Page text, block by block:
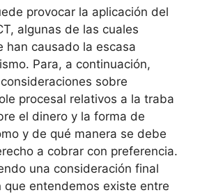
provocar la aplicación del
algunas de las cuales
han causado la escasa
Para, a continuación,
sobre
procesal relativos a la traba
el dinero y la forma de
y de qué manera se debe
a cobrar con preferencia.
una consideración final
que entendemos existe entre